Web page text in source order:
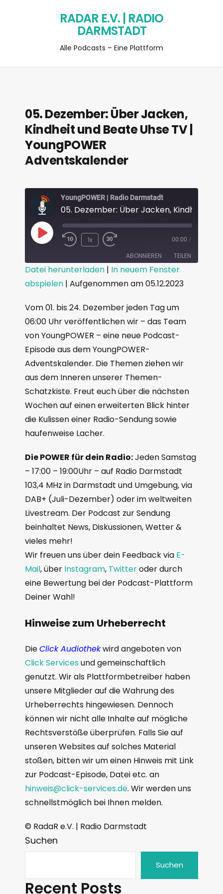
RADAR E.V. | RADIO
DARMSTADT
Alle Podcasts – Eine Plattform
05. Dezember: Über Jacken,
Kindheit und Beate Uhse TV |
YoungPOWER
Adventskalender
YoungPOWER | Radio Darmstadt
1x 00:00 /
ABONNIEREN TEILEN
RSS FEED
TEILEN
LINK
EMBED
Datei herunterladen | In neuem Fenster
abspielen | Aufgenommen am 05.12.2023
Vom 01. bis 24. Dezember jeden Tag um
06:00 Uhr veröffentlichen wir – das Team
von YoungPOWER – eine neue Podcast-
Episode aus dem YoungPOWER-
Adventskalender. Die Themen ziehen wir
aus dem Inneren unserer Themen-
Schatzkiste. Freut euch über die nächsten
Wochen auf einen erweiterten Blick hinter
die Kulissen einer Radio-Sendung sowie
haufenweise Lacher.
Die POWER für dein Radio:Jeden Samstag
– 17:00 – 19:00Uhr – auf Radio Darmstadt
103,4 MHz in Darmstadt und Umgebung, via
DAB+ (Juli-Dezember) oder im weltweiten
Livestream. Der Podcast zur Sendung
beinhaltet News, Diskussionen, Wetter &
vieles mehr!
Wir freuen uns über dein Feedback via E-
Mail, über Instagram, Twitteroder durch
eine Bewertung bei der Podcast-Plattform
Deiner Wahl!
Hinweise zum Urheberrecht
DieClick Audiothekwird angeboten von
Click Servicesund gemeinschaftlich
genutzt. Wir als Plattformbetreiber haben
unsere Mitglieder auf die Wahrung des
Urheberrechts hingewiesen. Dennoch
können wir nicht alle Inhalte auf mögliche
Rechtsverstöße überprüfen. Falls Sie auf
unseren Websites auf solches Material
stoßen, bitten wir um einen Hinweis mit Link
zur Podcast-Episode, Datei etc. an
hinweis@click-services.de. Wir werden uns
schnellstmöglich bei Ihnen melden.
© RadaR e.V. | Radio Darmstadt
Suchen
Suchen
Recent Posts